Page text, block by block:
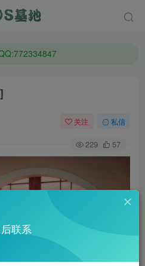
》，实时查看最新站点。
关注 私信
229 57
联系